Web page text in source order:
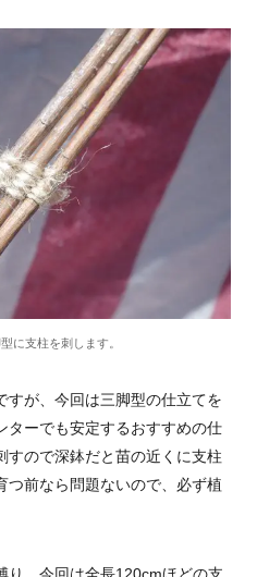
に支柱を刺します。
すが、今回は三脚型の仕立てを
ターでも安定するおすすめの仕
すので深鉢だと苗の近くに支柱
つ前なら問題ないので、必ず植
り。今回は全長120cmほどの支